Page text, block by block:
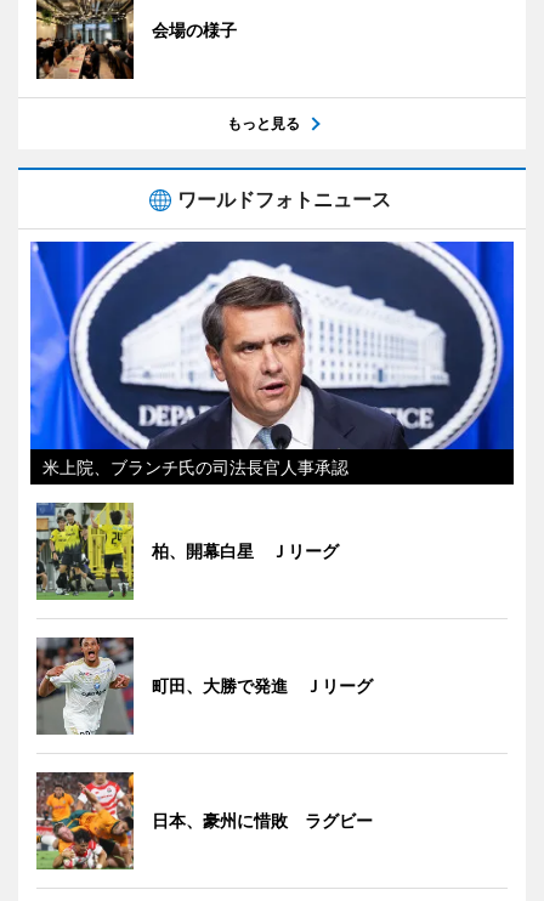
会場の様子
もっと見る
ワールドフォトニュース
米上院、ブランチ氏の司法長官人事承認
柏、開幕白星 Ｊリーグ
町田、大勝で発進 Ｊリーグ
日本、豪州に惜敗 ラグビー